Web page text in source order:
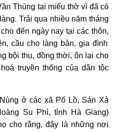
Thùng tại miếu thờ vì đã có
Trải qua nhiều năm tháng
đến ngày nay tại các thôn,
cầu cho làng bản, gia đình
bội thu, đồng thời, ôn lại cho
truyền thống của dân tộc
ở các xã Pố Lồ, Sán Xả
Su Phì, tỉnh Hà Giang)
cho rằng, đây là những nơi